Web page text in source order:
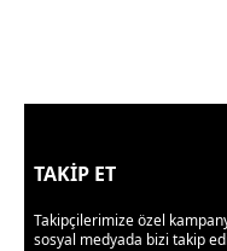
TAKİP ET
Takipçilerimize özel
sosyal medyada bizi takip